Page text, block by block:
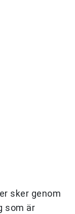
sker genom
som är